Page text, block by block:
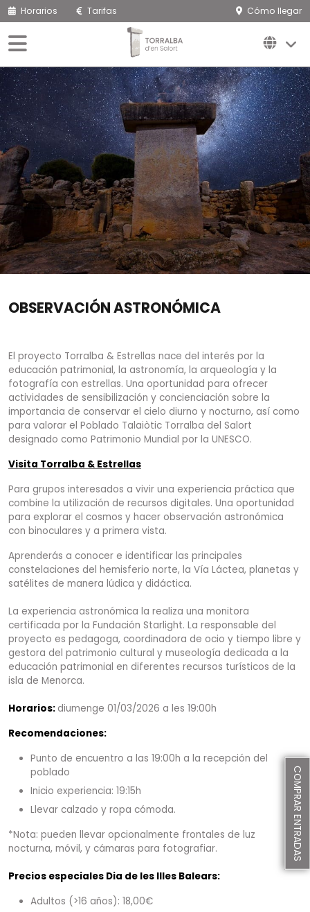
Horarios Tarifas Cómo llegar
OBSERVACIÓN ASTRONÓMICA
El proyecto Torralba & Estrellas nace del interés por la
educación patrimonial, la astronomía, la arqueología y la
fotografía con estrellas. Una oportunidad para ofrecer
actividades de sensibilización y concienciación sobre la
importancia de conservar el cielo diurno y nocturno, así como
para valorar el Poblado Talaiòtic Torralba del Salort
designado como Patrimonio Mundial por la UNESCO.
Visita Torralba & Estrellas
Para grupos interesados a vivir una experiencia práctica que
combine la utilización de recursos digitales. Una oportunidad
para explorar el cosmos y hacer observación astronómica
con binoculares y a primera vista.
Aprenderás a conocer e identificar las principales
constelaciones del hemisferio norte, la Vía Láctea, planetas y
satélites de manera lúdica y didáctica.
La experiencia astronómica la realiza una monitora
certificada por la Fundación Starlight. La responsable del
proyecto es pedagoga, coordinadora de ocio y tiempo libre y
gestora del patrimonio cultural y museología dedicada a la
educación patrimonial en diferentes recursos turísticos de la
isla de Menorca.
Horarios: diumenge 01/03/2026 a les 19:00h
Recomendaciones:
Punto de encuentro a las 19:00h a la recepción del
poblado
Inicio experiencia: 19:15h
Llevar calzado y ropa cómoda.
*Nota: pueden llevar opcionalmente frontales de luz
nocturna, móvil, y cámaras para fotografiar.
Precios especiales Dia de les Illes Balears:
Adultos (>16 años): 18,00€
COMPRAR ENTRADAS